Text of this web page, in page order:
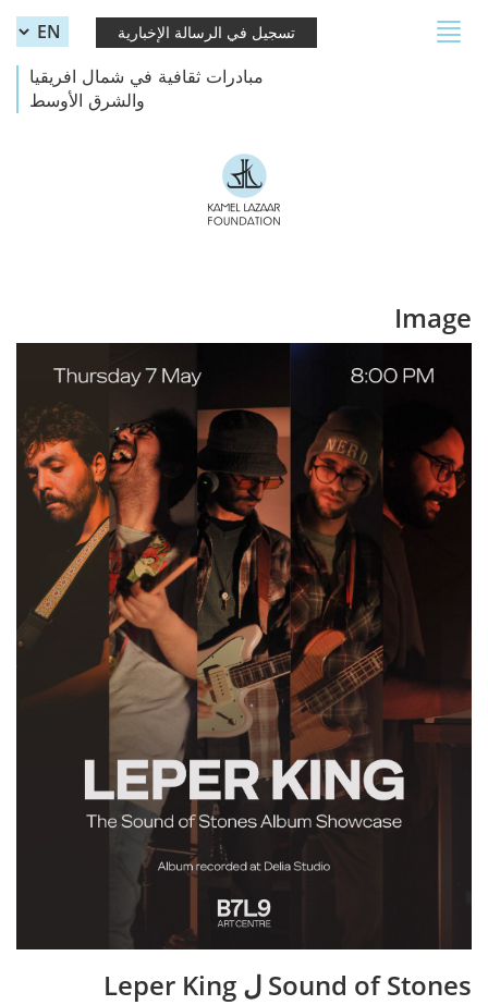
تسجيل في الرسالة الإخبارية
مبادرات ثقافية في شمال افريقيا
والشرق الأوسط
Toggle
Image
Leper King (1).jpg
Sound of Stones ل Leper King